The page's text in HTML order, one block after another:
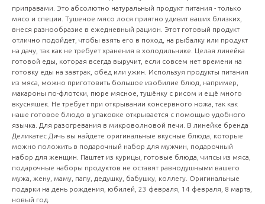
приправами. Это абсолютно натуральный продукт питания - только
мясо и специи. Тушеное мясо лося приятно удивит ваших близких,
внеся разнообразие в ежедневный рацион. Этот готовый продукт
отлично подойдет, чтобы взять его в поход, на рыбалку или продукт
на дачу, так как не требует хранения в холодильнике. Целая линейка
готовой еды, которая всегда выручит, если совсем нет времени на
готовку еды на завтрак, обед или ужин. Используя продукты питания
из мяса, можно приготовить большое изобилие блюд, например,
макароны по-флотски, пюре мясное, тушёнку с рисом и ещё много
вкусняшек. Не требует при открывании консервного ножа, так как
наше готовое блюдо в упаковке открывается с помощью удобного
язычка. Для разогревания в микроволновой печи. В линейке бренда
Деликатес Дичь вы найдете оригинальные вкусные блюда, которые
можно положить в подарочный набор для мужчин, подарочный
набор для женщин. Паштет из курицы, готовые блюда, чипсы из мяса,
подарочные наборы продуктов не оставят равнодушными вашего
мужа, жену, маму, папу, дедушку, бабушку, коллегу. Оригинальные
подарки на день рождения, юбилей, 23 февраля, 14 февраля, 8 марта,
новый год.